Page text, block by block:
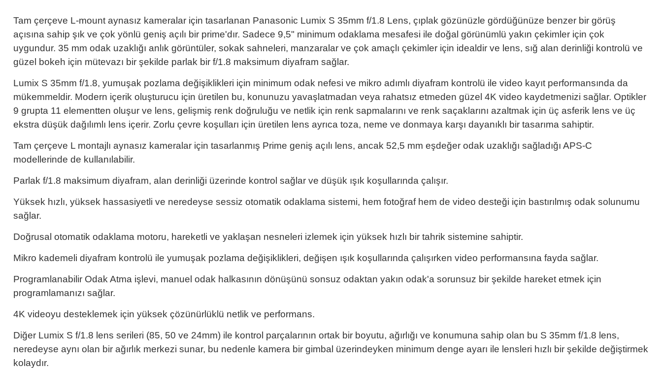
Tam çerçeve L-mount aynasız kameralar için tasarlanan Panasonic Lumix S 35mm f/1.8 Lens, çıplak gözünüzle gördüğünüze benzer bir görüş
açısına sahip şık ve çok yönlü geniş açılı bir prime'dır. Sadece 9,5" minimum odaklama mesafesi ile doğal görünümlü yakın çekimler için çok
uygundur. 35 mm odak uzaklığı anlık görüntüler, sokak sahneleri, manzaralar ve çok amaçlı çekimler için idealdir ve lens, sığ alan derinliği kontrolü ve
güzel bokeh için mütevazı bir şekilde parlak bir f/1.8 maksimum diyafram sağlar.
Lumix S 35mm f/1.8, yumuşak pozlama değişiklikleri için minimum odak nefesi ve mikro adımlı diyafram kontrolü ile video kayıt performansında da
mükemmeldir. Modern içerik oluşturucu için üretilen bu, konunuzu yavaşlatmadan veya rahatsız etmeden güzel 4K video kaydetmenizi sağlar. Optikler
9 grupta 11 elementten oluşur ve lens, gelişmiş renk doğruluğu ve netlik için renk sapmalarını ve renk saçaklarını azaltmak için üç asferik lens ve üç
ekstra düşük dağılımlı lens içerir. Zorlu çevre koşulları için üretilen lens ayrıca toza, neme ve donmaya karşı dayanıklı bir tasarıma sahiptir.
Tam çerçeve L montajlı aynasız kameralar için tasarlanmış Prime geniş açılı lens, ancak 52,5 mm eşdeğer odak uzaklığı sağladığı APS-C
modellerinde de kullanılabilir.
Parlak f/1.8 maksimum diyafram, alan derinliği üzerinde kontrol sağlar ve düşük ışık koşullarında çalışır.
Yüksek hızlı, yüksek hassasiyetli ve neredeyse sessiz otomatik odaklama sistemi, hem fotoğraf hem de video desteği için bastırılmış odak solunumu
sağlar.
Doğrusal otomatik odaklama motoru, hareketli ve yaklaşan nesneleri izlemek için yüksek hızlı bir tahrik sistemine sahiptir.
Mikro kademeli diyafram kontrolü ile yumuşak pozlama değişiklikleri, değişen ışık koşullarında çalışırken video performansına fayda sağlar.
Programlanabilir Odak Atma işlevi, manuel odak halkasının dönüşünü sonsuz odaktan yakın odak'a sorunsuz bir şekilde hareket etmek için
programlamanızı sağlar.
4K videoyu desteklemek için yüksek çözünürlüklü netlik ve performans.
Diğer Lumix S f/1.8 lens serileri (85, 50 ve 24mm) ile kontrol parçalarının ortak bir boyutu, ağırlığı ve konumuna sahip olan bu S 35mm f/1.8 lens,
neredeyse aynı olan bir ağırlık merkezi sunar, bu nedenle kamera bir gimbal üzerindeyken minimum denge ayarı ile lensleri hızlı bir şekilde değiştirmek
kolaydır.